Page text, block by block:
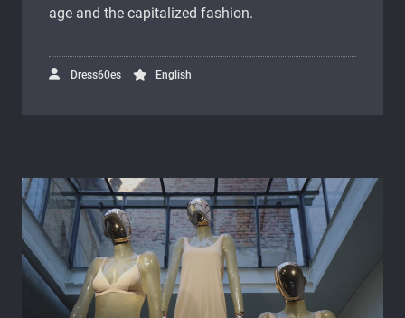
age and the capitalized fashion.
Dress60es English